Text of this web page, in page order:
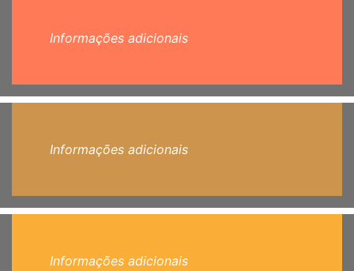
Informações adicionais
Informações adicionais
Informações adicionais